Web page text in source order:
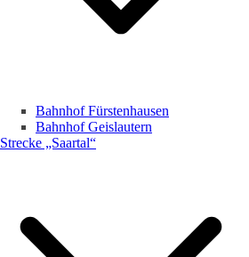
Bahnhof Fürstenhausen
Bahnhof Geislautern
Strecke „Saartal“